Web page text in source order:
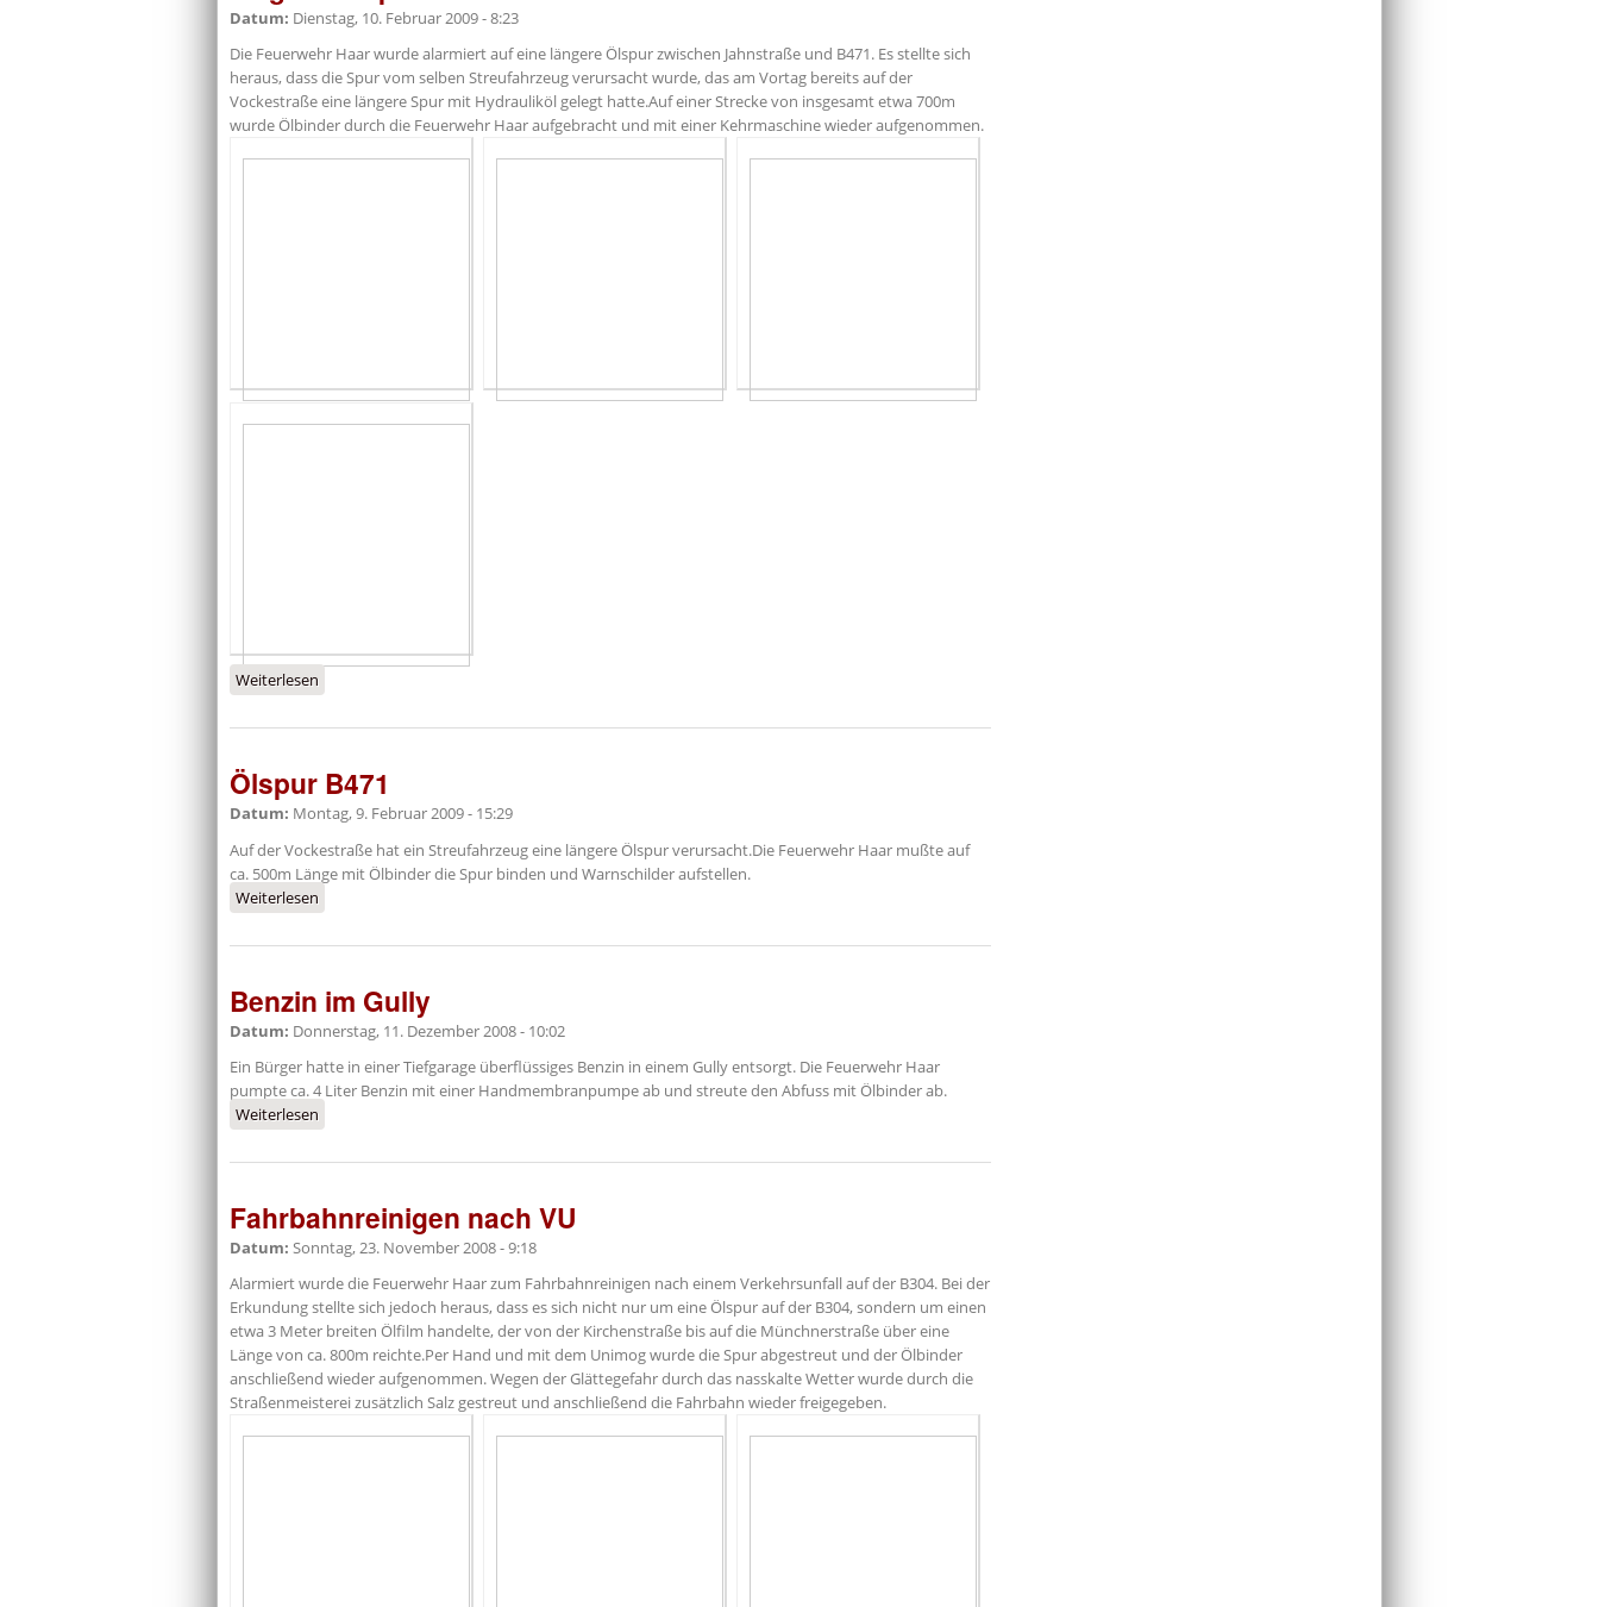
Datum: Dienstag, 10. Februar 2009 - 8:23
Die Feuerwehr Haar wurde alarmiert auf eine längere Ölspur zwischen Jahnstraße und B471. Es stellte sich
heraus, dass die Spur vom selben Streufahrzeug verursacht wurde, das am Vortag bereits auf der
Vockestraße eine längere Spur mit Hydrauliköl gelegt hatte.Auf einer Strecke von insgesamt etwa 700m
wurde Ölbinder durch die Feuerwehr Haar aufgebracht und mit einer Kehrmaschine wieder aufgenommen.
Weiterlesen
Ölspur B471
Datum: Montag, 9. Februar 2009 - 15:29
Auf der Vockestraße hat ein Streufahrzeug eine längere Ölspur verursacht.Die Feuerwehr Haar mußte auf
ca. 500m Länge mit Ölbinder die Spur binden und Warnschilder aufstellen.
Weiterlesen
Benzin im Gully
Datum: Donnerstag, 11. Dezember 2008 - 10:02
Ein Bürger hatte in einer Tiefgarage überflüssiges Benzin in einem Gully entsorgt. Die Feuerwehr Haar
pumpte ca. 4 Liter Benzin mit einer Handmembranpumpe ab und streute den Abfuss mit Ölbinder ab.
Weiterlesen
Fahrbahnreinigen nach VU
Datum: Sonntag, 23. November 2008 - 9:18
Alarmiert wurde die Feuerwehr Haar zum Fahrbahnreinigen nach einem Verkehrsunfall auf der B304. Bei der
Erkundung stellte sich jedoch heraus, dass es sich nicht nur um eine Ölspur auf der B304, sondern um einen
etwa 3 Meter breiten Ölfilm handelte, der von der Kirchenstraße bis auf die Münchnerstraße über eine
Länge von ca. 800m reichte.Per Hand und mit dem Unimog wurde die Spur abgestreut und der Ölbinder
anschließend wieder aufgenommen. Wegen der Glättegefahr durch das nasskalte Wetter wurde durch die
Straßenmeisterei zusätzlich Salz gestreut und anschließend die Fahrbahn wieder freigegeben.